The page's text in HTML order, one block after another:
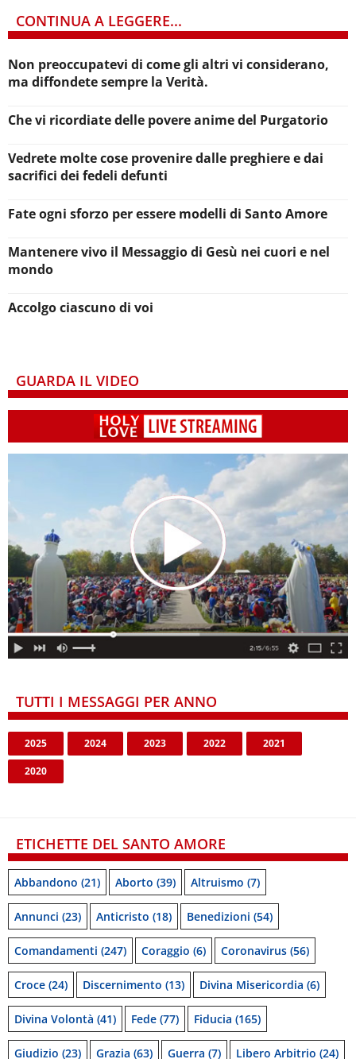
CONTINUA A LEGGERE...
Non preoccupatevi di come gli altri vi considerano,
ma diffondete sempre la Verità.
Che vi ricordiate delle povere anime del Purgatorio
Vedrete molte cose provenire dalle preghiere e dai
sacrifici dei fedeli defunti
Fate ogni sforzo per essere modelli di Santo Amore
Mantenere vivo il Messaggio di Gesù nei cuori e nel
mondo
Accolgo ciascuno di voi
GUARDA IL VIDEO
TUTTI I MESSAGGI PER ANNO
2025 2024 2023 2022 2021
2020
ETICHETTE DEL SANTO AMORE
Abbandono (21) Aborto (39) Altruismo (7)
Annunci (23) Anticristo (18) Benedizioni (54)
Comandamenti (247) Coraggio (6) Coronavirus (56)
Croce (24) Discernimento (13) Divina Misericordia (6)
Divina Volontà (41) Fede (77) Fiducia (165)
Giudizio (23) Grazia (63) Guerra (7) Libero Arbitrio (24)